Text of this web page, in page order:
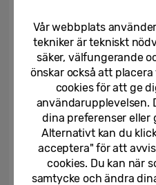
30/
13/
Vår webbplats
tekniker är tekniskt
säker, välfungerande
önskar också att
cookies för att ge
användarupplevelsen.
dina preferenser eller
Alternativt kan du
acceptera" för att
cookies. Du kan när
samtycke och ändra